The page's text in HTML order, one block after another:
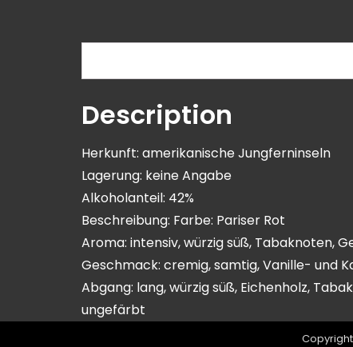
Description
Herkunft: amerikanische Jungferninseln
Lagerung: keine Angabe
Alkoholanteil: 42%
Beschreibung: Farbe: Pariser Rot
Aroma: intensiv, würzig süß, Tabaknoten,
Geschmack: cremig, samtig, Vanille- und
Abgang: lang, würzig süß, Eichenholz,
ungefärbt